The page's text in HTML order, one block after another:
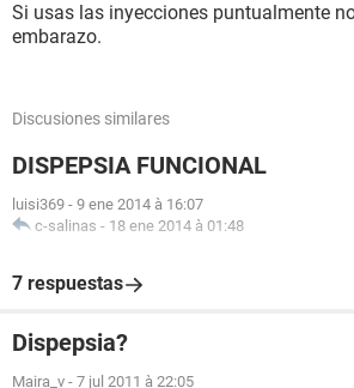
Si usas las inyecciones puntualmente
embarazo.
Discusiones similares
DISPEPSIA FUNCIONAL
luisi369 - 9 ene 2014 à 16:07
c-salinas - 18 ene 2014 à 01:48
7 respuestas
Dispepsia?
Maira_v - 7 jul 2011 à 22:05